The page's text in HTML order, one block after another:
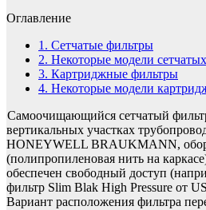
Оглавление
1. Сетчатые фильтры
2. Некоторые модели
3. Картриджные фильтры
4. Некоторые модели
Самоочищающийся сетчатый
вертикальных участках
HONEYWELL BRAUKMANN,
(полипропиленовая нить на
обеспечен свободный доступ
фильтр Slim Blak High Pressure от
Вариант расположения фильтра